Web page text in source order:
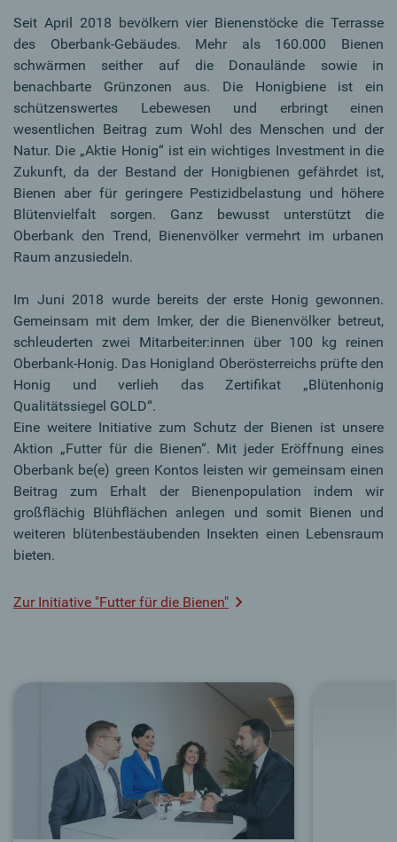
Seit April 2018 bevölkern vier Bienenstöcke die Terrasse
des Oberbank-Gebäudes. Mehr als 160.000 Bienen
schwärmen seither auf die Donaulände sowie in
benachbarte Grünzonen aus. Die Honigbiene ist ein
schützenswertes Lebewesen und erbringt einen
wesentlichen Beitrag zum Wohl des Menschen und der
Natur. Die „Aktie Honig“ ist ein wichtiges Investment in die
Zukunft, da der Bestand der Honigbienen gefährdet ist,
Bienen aber für geringere Pestizidbelastung und höhere
Blütenvielfalt sorgen. Ganz bewusst unterstützt die
Oberbank den Trend, Bienenvölker vermehrt im urbanen
Raum anzusiedeln.
Im Juni 2018 wurde bereits der erste Honig gewonnen.
Gemeinsam mit dem Imker, der die Bienenvölker betreut,
schleuderten zwei Mitarbeiter:innen über 100 kg reinen
Oberbank-Honig. Das Honigland Oberösterreichs prüfte den
Honig und verlieh das Zertifikat „Blütenhonig
Qualitätssiegel GOLD“.
Eine weitere Initiative zum Schutz der Bienen ist unsere
Aktion „Futter für die Bienen“. Mit jeder Eröffnung eines
Oberbank be(e) green Kontos leisten wir gemeinsam einen
Beitrag zum Erhalt der Bienenpopulation indem wir
großflächig Blühflächen anlegen und somit Bienen und
weiteren blütenbestäubenden Insekten einen Lebensraum
bieten.
Zur Initiative "Futter für die Bienen"